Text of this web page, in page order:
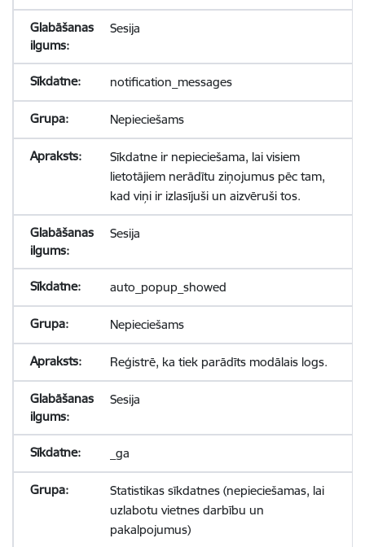
Sesija
notification_messages
Nepieciešams
Sīkdatne ir nepieciešama, lai visiem
lietotājiem nerādītu ziņojumus pēc tam,
kad viņi ir izlasījuši un aizvēruši tos.
Sesija
auto_popup_showed
Nepieciešams
Reģistrē, ka tiek parādīts modālais logs.
Sesija
_ga
Statistikas sīkdatnes (nepieciešamas, lai
uzlabotu vietnes darbību un
pakalpojumus)